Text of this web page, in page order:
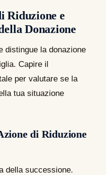
Riduzione e
Donazione
distingue la donazione
Capire il
per valutare se la
tua situazione
di Riduzione
della successione.